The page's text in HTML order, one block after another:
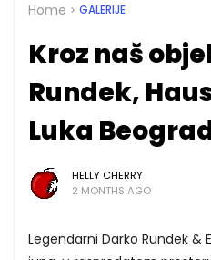
Home GALERIJE
Kroz naš
Rundek,
Luka
HELLY CHERRY
2 MONTHS AGO
Legendarni Darko Rundek &